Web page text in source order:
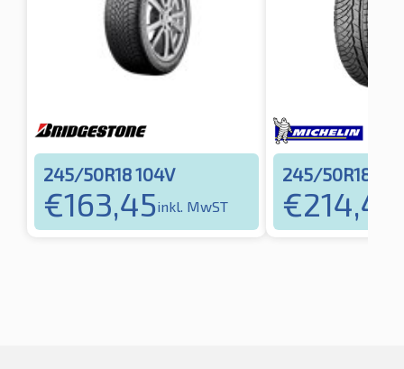
245/50R18 104V
€163,45inkl. MwST
245/50R18
€214,46